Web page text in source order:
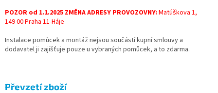
POZOR od 1.1.2025 ZMĚNA ADRESY PROVOZOVNY: Matúškova 1,
149 00 Praha 11-Háje
Instalace pomůcek a montáž nejsou součástí kupní smlouvy a
dodavatel ji zajišťuje pouze u vybraných pomůcek, a to zdarma.
Převzetí zboží